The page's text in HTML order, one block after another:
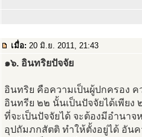
เมื่อ: 20 มิ.ย. 2011, 21:43
๑๖. อินทริยปัจจัย
อินทริย คือความเป็นผู้ปกครอง
อินทรีย ๒๒ นั้นเป็นปัจจัยได้เพียง
ที่จะเป็นปัจจัยได้ จะต้องมีอำนา
อุปถัมภกสัตติ ทำให้ตั้งอยู่ได้ อัน